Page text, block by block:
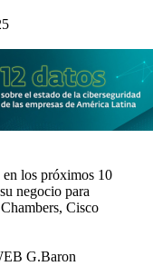
los próximos 10
negocio para
Cisco
G.Baron